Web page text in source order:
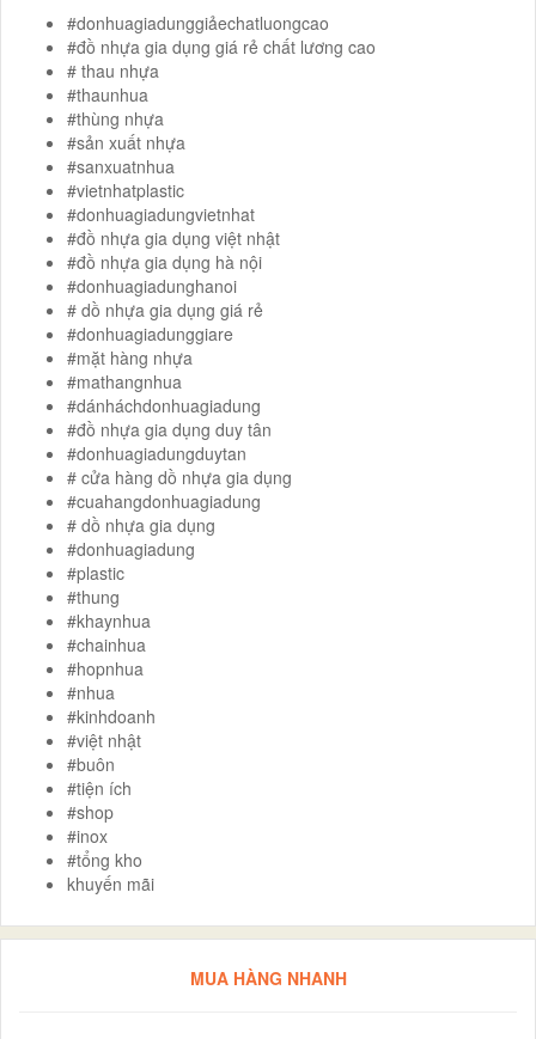
#donhuagiadunggiảechatluongcao
#đồ nhựa gia dụng giá rẻ chất lương cao
# thau nhựa
#thaunhua
#thùng nhựa
#sản xuất nhựa
#sanxuatnhua
#vietnhatplastic
#donhuagiadungvietnhat
#đồ nhựa gia dụng việt nhật
#đồ nhựa gia dụng hà nội
#donhuagiadunghanoi
# dồ nhựa gia dụng giá rẻ
#donhuagiadunggiare
#mặt hàng nhựa
#mathangnhua
#dánháchdonhuagiadung
#đồ nhựa gia dụng duy tân
#donhuagiadungduytan
# cửa hàng dồ nhựa gia dụng
#cuahangdonhuagiadung
# dồ nhựa gia dụng
#donhuagiadung
#plastic
#thung
#khaynhua
#chainhua
#hopnhua
#nhua
#kinhdoanh
#việt nhật
#buôn
#tiện ích
#shop
#inox
#tổng kho
khuyến mãi
MUA HÀNG NHANH